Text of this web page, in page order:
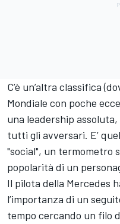
C’è un’altra classifica
Mondiale con poche
una leadership
tutti gli avversari. E’
"social", un termometro
popolarità di un
Il pilota della Mercedes
l’importanza di un
tempo cercando un filo